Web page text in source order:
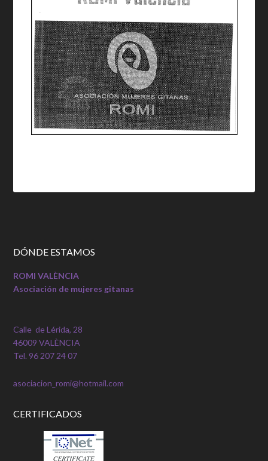
DÓNDE ESTAMOS
ROMI VALÈNCIA
Asociación de mujeres gitanas
Calle de Lérida, 28
46009 VALÈNCIA
Tel. 96 207 24 07
asociacion_romi@hotmail.com
CERTIFICADOS